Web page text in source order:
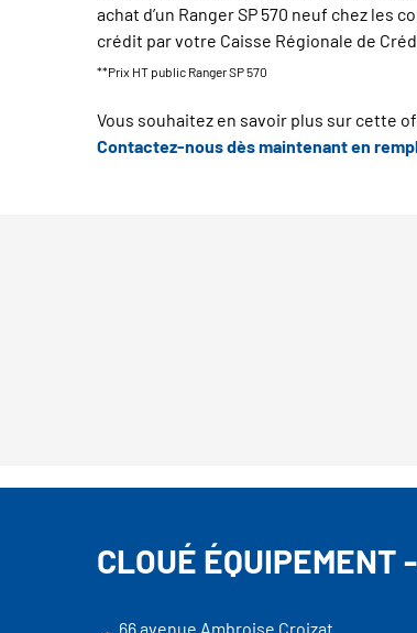
achat d’un Ranger SP 570 neuf chez les
crédit par votre Caisse Régionale de
**Prix HT public Ranger SP 570
Vous souhaitez en savoir plus sur cette
Contactez-nous dès maintenant en
CLOUÉ ÉQUIPEMENT
66 avenue Ambroise Croizat